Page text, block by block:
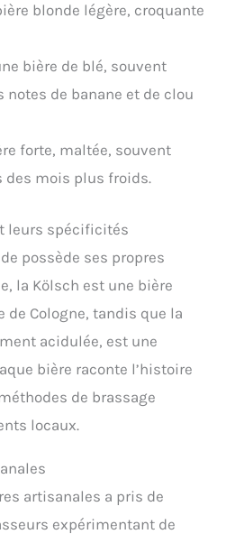
blonde légère, croquante
bière de blé, souvent
notes de banane et de clou
forte, maltée, souvent
des mois plus froids.
leurs spécificités
possède ses propres
la Kölsch est une bière
de Cologne, tandis que la
acidulée, est une
bière raconte l’histoire
de brassage
locaux.
artisanales a pris de
expérimentant de